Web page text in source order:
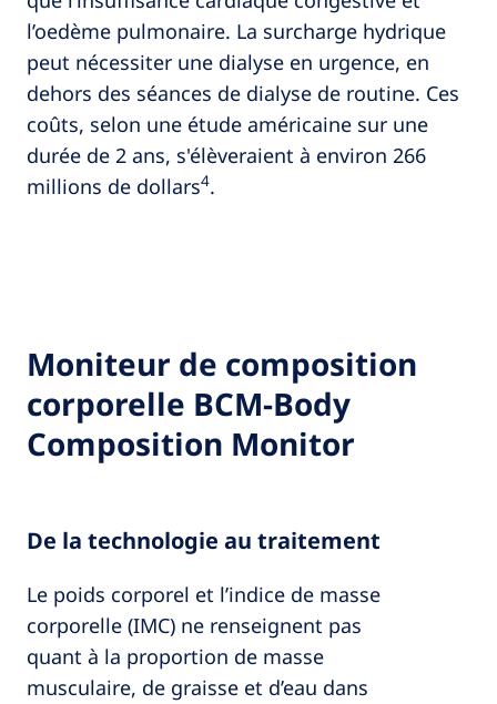
l’oedème pulmonaire. La surcharge hydrique
peut nécessiter une dialyse en urgence, en
dehors des séances de dialyse de routine. Ces
coûts, selon une étude américaine sur une
durée de 2 ans, s'élèveraient à environ 266
millions de dollars4.
Moniteur de composition
corporelle BCM-Body
Composition Monitor
De la technologie au traitement
Le poids corporel et l’indice de masse
corporelle (IMC) ne renseignent pas
quant à la proportion de masse
musculaire, de graisse et d’eau dans